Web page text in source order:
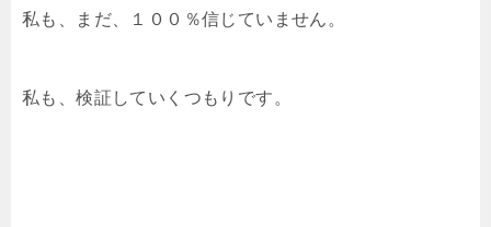
私も、まだ、１００％信じていません。
私も、検証していくつもりです。